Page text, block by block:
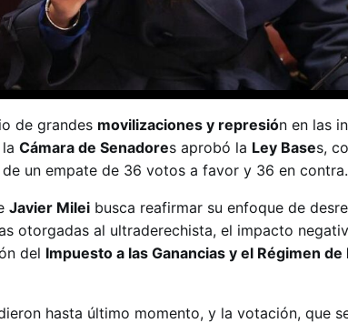
de grandes movilizaciones y represión en las
la Cámara de Senadores aprobó la Ley Bases,
un empate de 36 votos a favor y 36 en contra.
Javier Milei busca reafirmar su enfoque de
otorgadas al ultraderechista, el impacto
del Impuesto a las Ganancias y el Régimen
hasta último momento, y la votación, que